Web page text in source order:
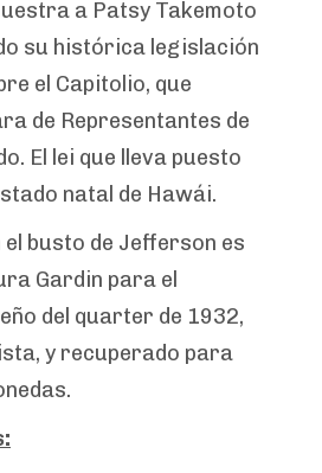
a Patsy Takemoto
su histórica legislación
el Capitolio, que
de Representantes de
El lei que lleva puesto
natal de Hawái.
busto de Jefferson es
Gardin para el
del quarter de 1932,
y recuperado para